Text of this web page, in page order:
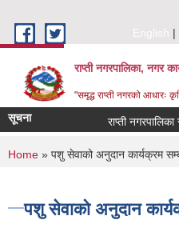
English
राप्ती नगरपालिका, नगर
"समृद्ध राप्ती नगरको आधारः
सूचना राप्ती नगरपालिका
You are here
Home » पशु सेवाको अनुदान कार्यक्रम
पशु सेवाको अनुदान